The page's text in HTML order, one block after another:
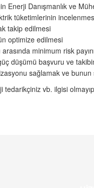
Enerji Danışmanlık ve
tüketimlerinin
takip edilmesi
optimize edilmesi
minimum risk
düşümü başvuru ve
sağlamak ve
tedarikçiniz vb. ilgisi